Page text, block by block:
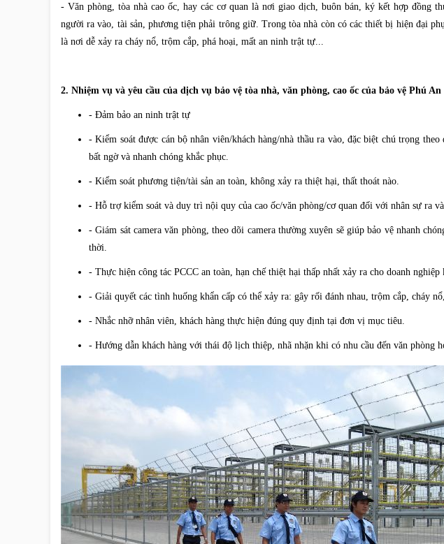
- Văn phòng, tòa nhà cao ốc, hay các cơ quan là nơi giao dịch, buôn bán, ký kết hợp đồng
người ra vào, tài sản, phương tiện phải trông giữ. Trong tòa nhà còn có các thiết bị hiện đại
là nơi dễ xảy ra cháy nổ, trộm cắp, phá hoại, mất an ninh trật tự...
2. Nhiệm vụ và yêu cầu của dịch vụ bảo vệ tòa nhà, văn phòng, cao ốc của bảo vệ Phú
- Đảm bảo an ninh trật tự
- Kiểm soát được cán bộ nhân viên/khách hàng/nhà thầu ra vào, đặc biệt chú trọng
bất ngờ và nhanh chóng khắc phục.
- Kiểm soát phương tiện/tài sản an toàn, không xảy ra thiệt hại, thất thoát nào.
- Hỗ trợ kiểm soát và duy trì nội quy của cao ốc/văn phòng/cơ quan đối với nhân sự ra
- Giám sát camera văn phòng, theo dõi camera thường xuyên sẽ giúp bảo vệ nhanh
thời.
- Thực hiện công tác PCCC an toàn, hạn chế thiệt hại thấp nhất xảy ra cho doanh nghiệp
- Giải quyết các tình huống khẩn cấp có thể xảy ra: gây rối đánh nhau, trộm cắp, cháy
- Nhắc nhỡ nhân viên, khách hàng thực hiện đúng quy định tại đơn vị mục tiêu.
- Hướng dẫn khách hàng với thái độ lịch thiệp, nhã nhặn khi có nhu cầu đến văn phòng